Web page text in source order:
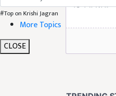
#Top on Krishi Jagran
More Topics
CLOSE